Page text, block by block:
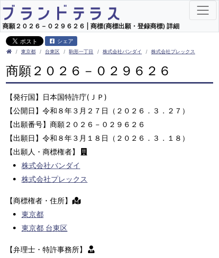
商願２０２６－０２９６２６ | 商標(商標出願・登録商標) 詳細
シェア
東京都 台東区 駒形一丁目 株式会社バンダイ 株式会社プレックス
商願２０２６－０２９６２６
【発行国】日本国特許庁(ＪＰ)
【公開日】令和８年３月２７日（２０２６．３．２７）
【出願番号】商願２０２６－０２９６２６
【出願日】令和８年３月１８日（２０２６．３．１８）
【出願人・商標権者】
株式会社バンダイ
株式会社プレックス
【商標権者・住所】
東京都
東京都 台東区
【弁理士・特許事務所】